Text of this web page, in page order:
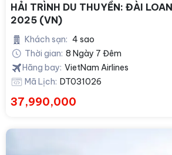
HẢI TRÌNH DU THUYỀN: ĐÀI
2025 (VN)
Khách sạn: 4 sao
Thời gian: 8 Ngày 7 Đêm
Hãng bay: VietNam Airlines
Mã Lịch: DT031026
37,990,000